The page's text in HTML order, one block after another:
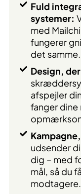
Fuld
systemer:
med
fungerer
det samme.
Design,
afspejler
fanger
udsender
dig – med
mål, så du
modtagere.